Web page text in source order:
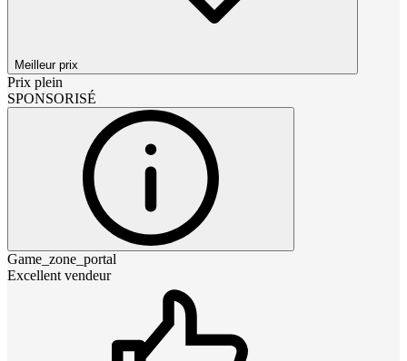
Meilleur prix
Prix plein
SPONSORISÉ
Game_zone_portal
Excellent vendeur